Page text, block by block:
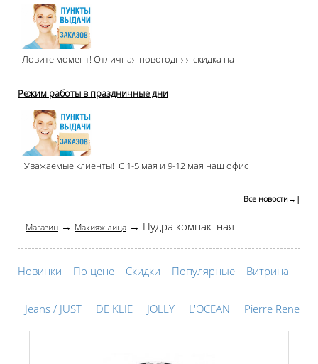
Ловите момент! Отличная новогодняя скидка на
Режим работы в праздничные дни
Уважаемые клиенты! С 1-5 мая и 9-12 мая наш офис
Все новости →|
Магазин → Макияж лица → Пудра компактная
Новинки По цене Скидки Популярные Витрина
Jeans / JUST DE KLIE JOLLY L'OCEAN Pierre Rene